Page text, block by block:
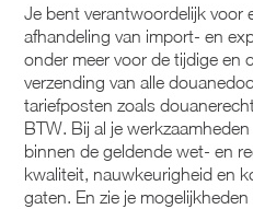
Je bent verantwoordelijk voor
afhandeling van import- en
onder meer voor de tijdige en
verzending van alle
tariefposten zoals
BTW. Bij al je
binnen de geldende wet- en
kwaliteit, nauwkeurigheid en
gaten. En zie je